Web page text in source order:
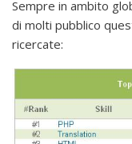
Sempre in ambito
di molti pubblico
ricercate: